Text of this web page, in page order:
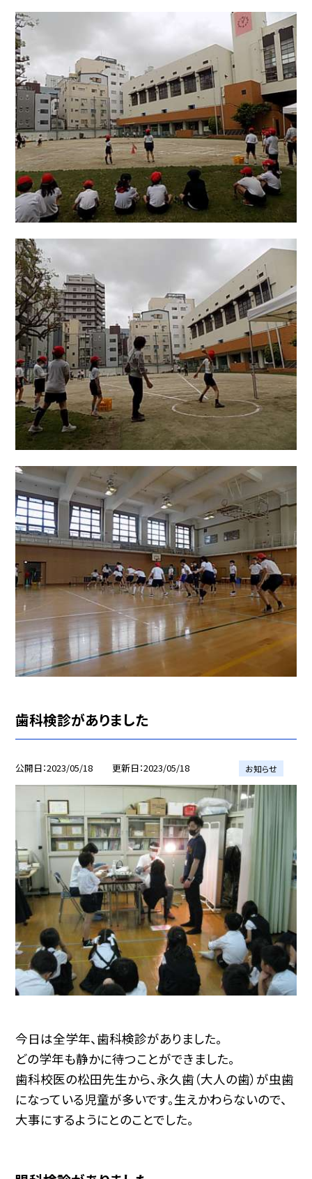
歯科検診がありました
公開日 2023/05/18 更新日 2023/05/18 お知らせ
今日は全学年、歯科検診がありました。
どの学年も静かに待つことができました。
歯科校医の松田先生から、永久歯（大人の歯）が虫歯
になっている児童が多いです。生えかわらないので、
大事にするようにとのことでした。